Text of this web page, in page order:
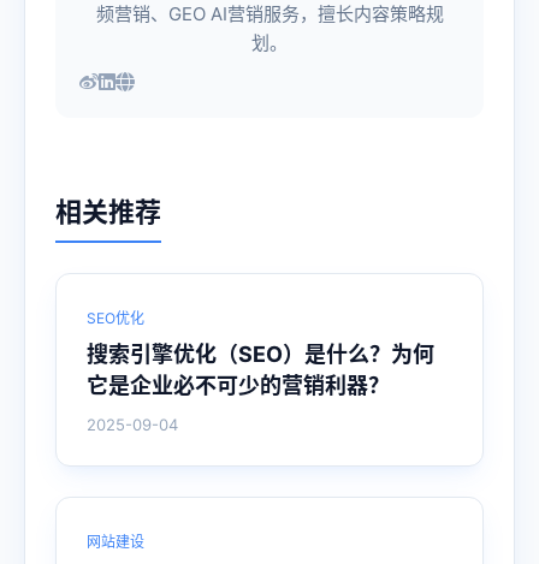
频营销、GEO AI营销服务，擅长内容策略规
划。
相关推荐
SEO优化
搜索引擎优化（SEO）是什么？为何
它是企业必不可少的营销利器？
2025-09-04
网站建设